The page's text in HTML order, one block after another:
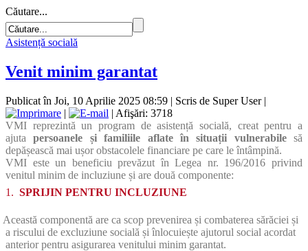
Căutare...
Asistență socială
Venit minim garantat
Publicat în Joi, 10 Aprilie 2025 08:59 | Scris de Super User|
|
| Afişări: 3718
VMI reprezintă un program de asistență socială, creat pentru a
ajutapersoanele și familiile aflate în situații vulnerabile să
depășească mai ușor obstacolele financiare pe care le întâmpină.
VMI este un beneficiu prevăzut în Legea nr. 196/2016 privind
venitul minim de incluziune și are două componente:
1. SPRIJIN PENTRU INCLUZIUNE
Această componentă are ca scop prevenirea și combaterea sărăciei și
a riscului de excluziune socială și înlocuiește ajutorul social acordat
anterior pentru asigurarea venitului minim garantat.